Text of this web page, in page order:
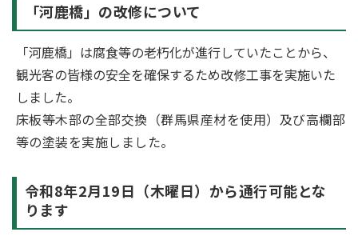
「河鹿橋」の改修について
「河鹿橋」は腐食等の老朽化が進行していたことから、
観光客の皆様の安全を確保するため改修工事を実施いた
しました。
床板等木部の全部交換（群馬県産材を使用）及び高欄部
等の塗装を実施しました。
令和8年2月19日（木曜日）から通行可能とな
ります